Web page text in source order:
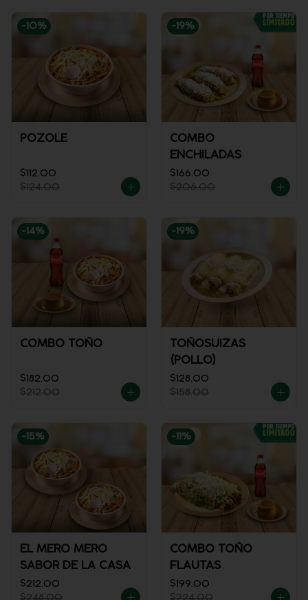
-10%
POZOLE
$112.00
$124.00
-19%
COMBO
ENCHILADAS
$166.00
$206.00
-14%
COMBO TOÑO
$182.00
$212.00
-19%
TOÑOSUIZAS
(POLLO)
$128.00
$158.00
-15%
EL MERO MERO
SABOR DE LA CASA
$212.00
$248.00
-11 %
COMBO TOÑO
FLAUTAS
$199.00
$224.00